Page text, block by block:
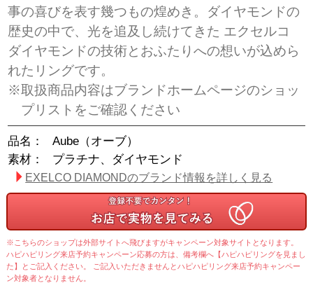
事の喜びを表す幾つもの煌めき。ダイヤモンドの
歴史の中で、光を追及し続けてきた エクセルコ
ダイヤモンドの技術とおふたりへの想いが込めら
れたリングです。
※取扱商品内容はブランドホームページのショッ
プリストをご確認ください
品名：
Aube（オーブ）
素材：
プラチナ、ダイヤモンド
EXELCO DIAMONDのブランド情報を詳しく見る
※こちらのショップは外部サイトへ飛びますがキャンペーン対象サイトとなります。
ハピハピリング来店予約キャンペーン応募の方は、備考欄へ【ハピハピリングを見まし
た】とご記入ください。 ご記入いただきませんとハピハピリング来店予約キャンペー
ン対象者となりません。